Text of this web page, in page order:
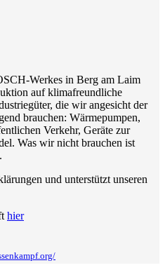
Werkes in Berg am Laim
auf klimafreundliche
die wir angesicht der
brauchen: Wärmepumpen,
Verkehr, Geräte zur
Was wir nicht brauchen ist
und unterstützt unseren
hier